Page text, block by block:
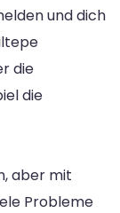
und dich
die
die
aber mit
Probleme